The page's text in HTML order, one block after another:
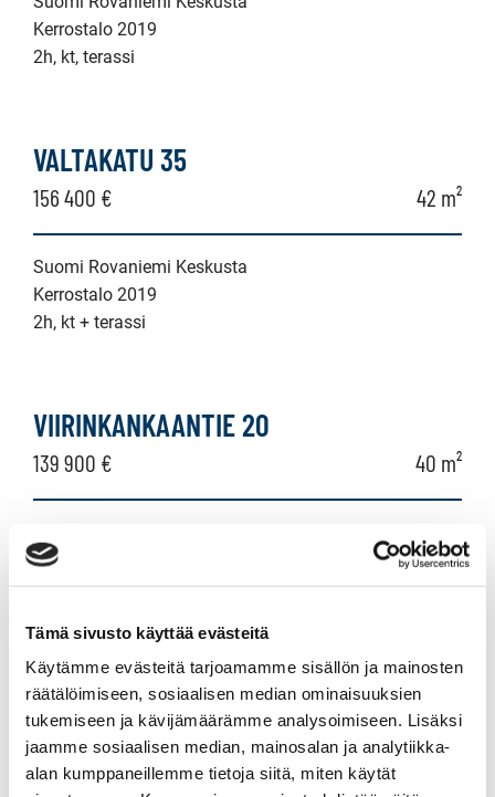
Tämä sivusto käyttää evästeitä
Käytämme evästeitä tarjoamamme sisällön ja mainosten
räätälöimiseen, sosiaalisen median ominaisuuksien
tukemiseen ja kävijämäärämme analysoimiseen. Lisäksi
jaamme sosiaalisen median, mainosalan ja analytiikka-
alan kumppaneillemme tietoja siitä, miten käytät
Kerrostalo 2019
2h, kt, terassi
VALTAKATU 35
156 400 € 42 m²
Suomi Rovaniemi Keskusta
Kerrostalo 2019
2h, kt + terassi
VIIRINKANKAANTIE 20
139 900 € 40 m²
Kerrostalo 2017
2 h+k+parveke
KIVIKATU 3-5
19 000 € 65,5 m²